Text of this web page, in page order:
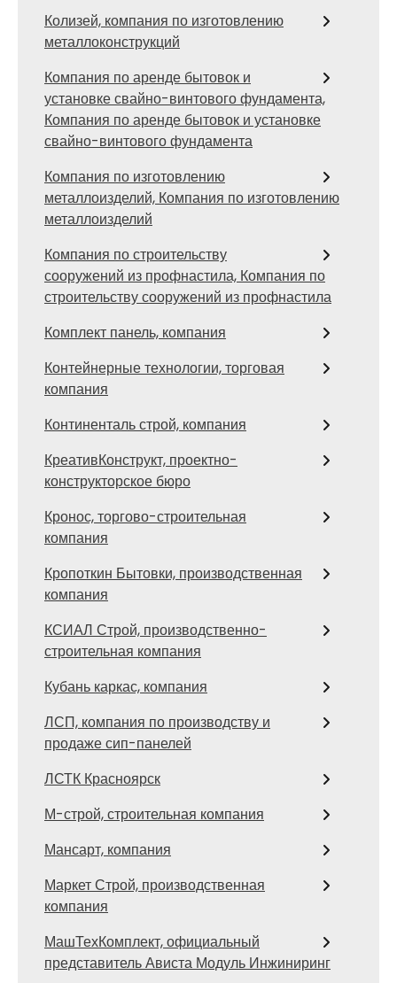
Колизей, компания по изготовлению
металлоконструкций
Компания по аренде бытовок и
установке свайно-винтового фундамента,
Компания по аренде бытовок и установке
свайно-винтового фундамента
Компания по изготовлению
металлоизделий, Компания по изготовлению
металлоизделий
Компания по строительству
сооружений из профнастила, Компания по
строительству сооружений из профнастила
Комплект панель, компания
Контейнерные технологии, торговая
компания
Континенталь строй, компания
КреативКонструкт, проектно-
конструкторское бюро
Кронос, торгово-строительная
компания
Кропоткин Бытовки, производственная
компания
КСИАЛ Строй, производственно-
строительная компания
Кубань каркас, компания
ЛСП, компания по производству и
продаже сип-панелей
ЛСТК Красноярск
М-строй, строительная компания
Мансарт, компания
Маркет Строй, производственная
компания
МашТехКомплект, официальный
представитель Ависта Модуль Инжиниринг